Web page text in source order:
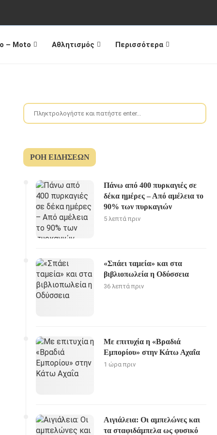
– Moto Αθλητισμός Περισσότερα
ΡΟΉ ΕΙΔΉΣΕΩΝ
Πάνω από 400 πυρκαγιές σε
δέκα ημέρες – Από αμέλεια το
90% των πυρκαγιών
5 λεπτά πριν
«Σπάει ταμεία» και στα
βιβλιοπωλεία η Οδύσσεια
36 λεπτά πριν
Με επιτυχία η «Βραδιά
Εμπορίου» στην Κάτω Αχαΐα
1 ώρα πριν
Αιγιάλεια: Οι αμπελώνες και
τα σταφιδάμπελα ως φυσικό